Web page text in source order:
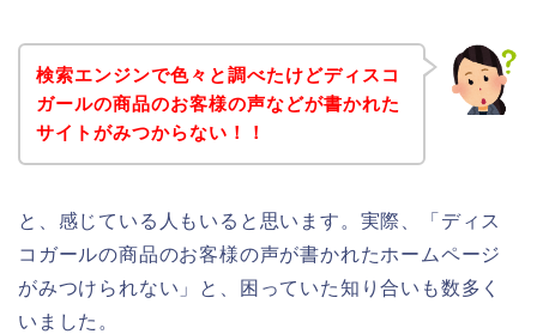
検索エンジンで色々と調べたけどディスコ
ガールの商品のお客様の声などが書かれた
サイトがみつからない！！
と、感じている人もいると思います。実際、「ディス
コガールの商品のお客様の声が書かれたホームページ
がみつけられない」と、困っていた知り合いも数多く
いました。